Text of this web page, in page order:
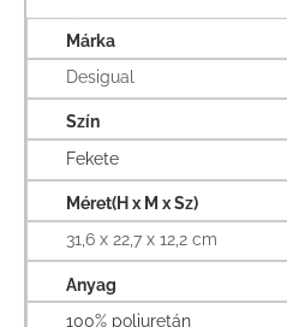
Márka
Desigual
Szín
Fekete
Méret(H x M x Sz)
31,6 x 22,7 x 12,2 cm
Anyag
100% poliuretán